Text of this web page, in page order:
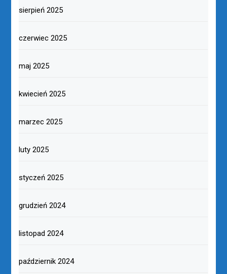
sierpień 2025
czerwiec 2025
maj 2025
kwiecień 2025
marzec 2025
luty 2025
styczeń 2025
grudzień 2024
listopad 2024
październik 2024